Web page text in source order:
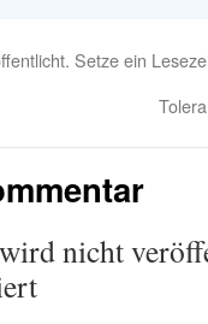
Setze ein
nicht